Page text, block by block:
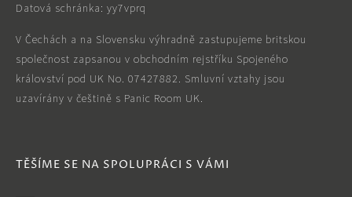
TĚŠÍME SE NA SPOLUPRÁCI S VÁMI
Datová schránka: yy7vprq
V Čechách a na Slovensku výhradně zastupujeme britskou
společnost zapsanou v obchodním rejstříku Spojeného
království pod UK No. 07427882. Smluvní vztahy jsou
uzavírány v češtině s Panic Room UK.